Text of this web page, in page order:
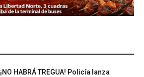
¡NO HABRÁ TREGUA! Policía lanza